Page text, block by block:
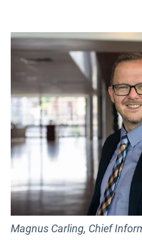
Magnus Carling, Chief